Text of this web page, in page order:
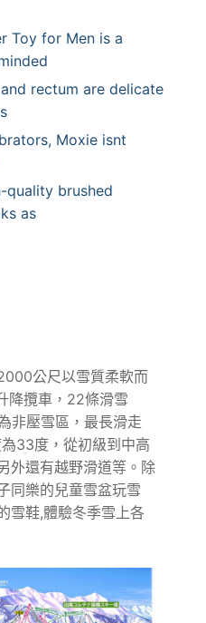
公尺以雪質柔軟而
降攬車，22條滑雪
非壓雪區，最長滑走
33度，從初級到中高
外還有越野滑道等。除
同樂的兒童雪盆玩雪
雪鞋,體驗冬季雪上各
Toy for Men is a
rectum are delicate
Moxie isnt
quality brushed
as